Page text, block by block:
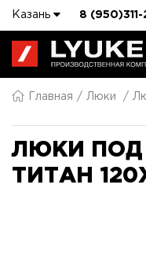
Казань 8
Главная Люки
ЛЮКИ ПОД
ТИТАН